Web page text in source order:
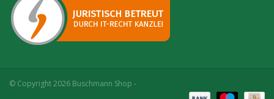
© Copyright 2026 Buschmann Shop -